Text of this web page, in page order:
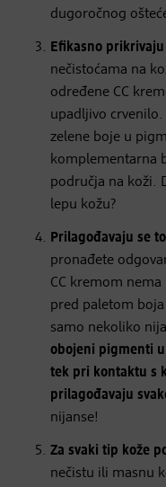
dugoročnog
Efikasno
nečistoćama na
određene CC
upadljivo
zelene boje u
komplementarna
područja na koži.
lepu kožu?
Prilagođavaju se
pronađete
CC kremom
pred paletom
samo nekoliko
obojeni pigmenti u
tek pri kontaktu s
prilagođavaju
nijanse!
Za svaki tip kože
nečistu ili masnu